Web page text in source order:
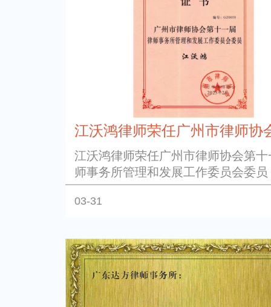
江沃鸿律师荣任广州市律师协
江沃鸿律师荣任广州市律师协会第十
师事务所管理和发展工作委员会委员
03-31